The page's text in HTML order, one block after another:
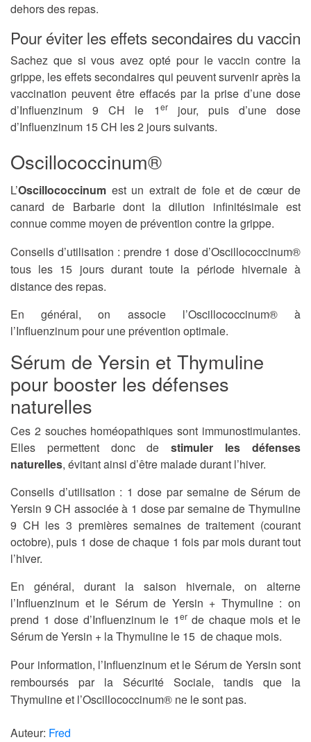
dehors des repas.
Pour éviter les effets secondaires du vaccin
Sachez que si vous avez opté pour le vaccin contre la
grippe, les effets secondaires qui peuvent survenir après la
vaccination peuvent être effacés par la prise d’une dose
d’Influenzinum 9 CH le 1erjour, puis d’une dose
d’Influenzinum 15 CH les 2 jours suivants.
Oscillococcinum®
L’Oscillococcinum est un extrait de foie et de cœur de
canard de Barbarie dont la dilution infinitésimale est
connue comme moyen de prévention contre la grippe.
Conseils d’utilisation : prendre 1 dose d’Oscillococcinum®
tous les 15 jours durant toute la période hivernale à
distance des repas.
En général, on associe l’Oscillococcinum® à
l’Influenzinum pour une prévention optimale.
Sérum de Yersin et Thymuline
pour booster les défenses
naturelles
Ces 2 souches homéopathiques sont immunostimulantes.
Elles permettent donc destimuler les défenses
naturelles, évitant ainsi d’être malade durant l’hiver.
Conseils d’utilisation : 1 dose par semaine de Sérum de
Yersin 9 CH associée à 1 dose par semaine de Thymuline
9 CH les 3 premières semaines de traitement (courant
octobre), puis 1 dose de chaque 1 fois par mois durant tout
l’hiver.
En général, durant la saison hivernale, on alterne
l’Influenzinum et le Sérum de Yersin + Thymuline : on
prend 1 dose d’Influenzinum le 1erde chaque mois et le
Sérum de Yersin + la Thymuline le 15 de chaque mois.
Pour information, l’Influenzinum et le Sérum de Yersin sont
remboursés par la Sécurité Sociale, tandis que la
Thymuline et l’Oscillococcinum® ne le sont pas.
Auteur: Fred